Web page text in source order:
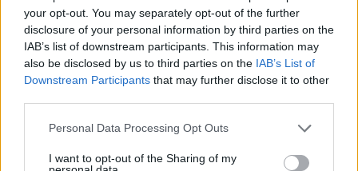
your opt-out. You may separately opt-out of the further
disclosure of your personal information by third parties on the
IAB’s list of downstream participants. This information may
also be disclosed by us to third parties on the IAB’s List of
Downstream Participants that may further disclose it to other
Please note that this website/app uses one or more Google
not limited to your visit or usage behaviour. You may click to
Personal Data Processing Opt Outs
I want to opt-out of the Sharing of my
NEWS